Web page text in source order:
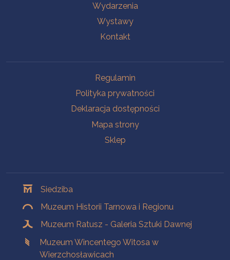
Wydarzenia
Wystawy
Kontakt
Regulamin
Polityka prywatności
Deklaracja dostępności
Mapa strony
Sklep
Siedziba
Muzeum Historii Tarnowa i Regionu
Muzeum Ratusz - Galeria Sztuki Dawnej
Muzeum Wincentego Witosa w
Wierzchosławicach